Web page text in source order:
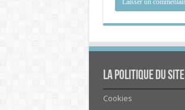
La politique du site
Cookies